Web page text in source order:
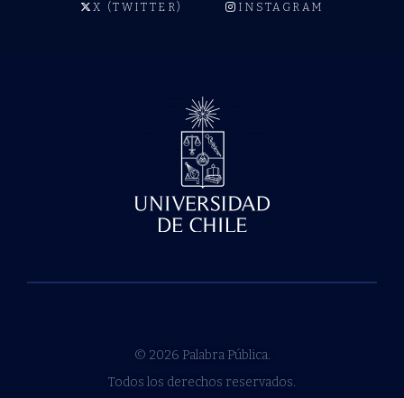
X (TWITTER) INSTAGRAM
© 2026 Palabra Pública.
Todos los derechos reservados.